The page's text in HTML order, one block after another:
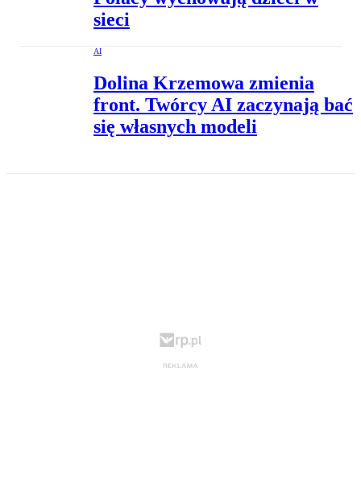
sieci
AI
Dolina Krzemowa zmienia
front. Twórcy AI zaczynają bać
się własnych modeli